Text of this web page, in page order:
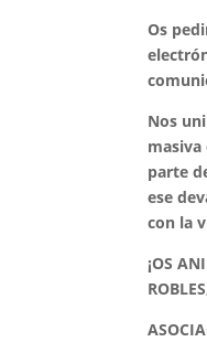
Os
Nos
parte
ese
con la
¡OS